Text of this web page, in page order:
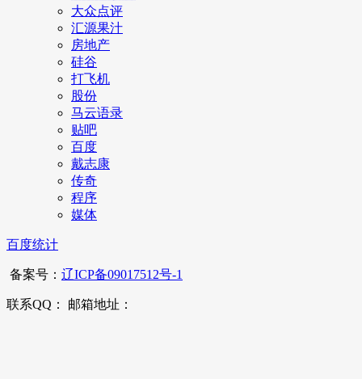
大众点评
汇源果汁
房地产
硅谷
打飞机
股份
马云语录
贴吧
百度
戴志康
传奇
程序
媒体
百度统计
备案号： 辽ICP备09017512号-1
联系QQ： 邮箱地址：